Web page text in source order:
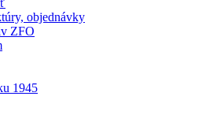
objednávky
ZFO
1945